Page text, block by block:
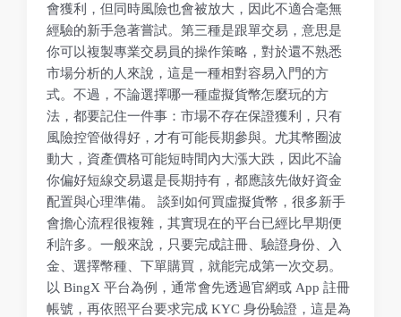
會獲利，但同時風險也會被放大，因此不適合毫無
經驗的新手急著嘗試。第三種是跟單交易，意思是
你可以複製專業交易員的操作策略，對於還不熟悉
市場分析的人來說，這是一種相對容易入門的方
式。不過，不論選擇哪一種虛擬貨幣怎麼玩的方
法，都要記住一件事：市場不存在保證獲利，只有
風險控管做得好，才有可能長期參與。尤其幣圈波
動大，資產價格可能短時間內大漲大跌，因此不論
你偏好短線交易還是長期持有，都應該先做好資金
配置與心理準備。 談到如何買虛擬貨幣，很多新手
會擔心流程很複雜，其實現在的平台已經比早期便
利許多。一般來說，只要完成註冊、驗證身份、入
金、選擇幣種、下單購買，就能完成第一次交易。
以 BingX 平台為例，通常會先透過官網或 App 註冊
帳號，再依照平台要求完成 KYC 身份驗證，這是為